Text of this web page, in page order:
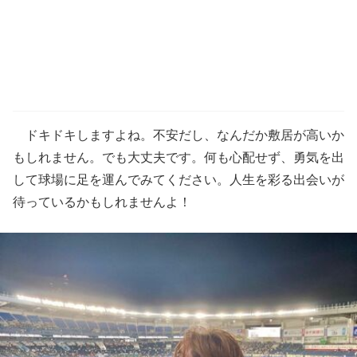
ドキドキしますよね。不安だし、なんだか敷居が高いか
もしれません。でも大丈夫です。何も心配せず、勇気を出
して球場に足を運んでみてください。人生を彩る出会いが
待っているかもしれませんよ！